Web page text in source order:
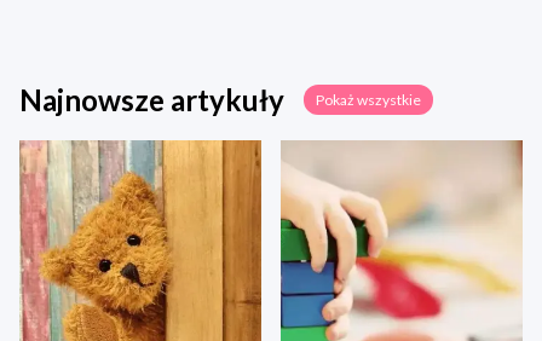
Najnowsze artykuły Pokaż wszystkie